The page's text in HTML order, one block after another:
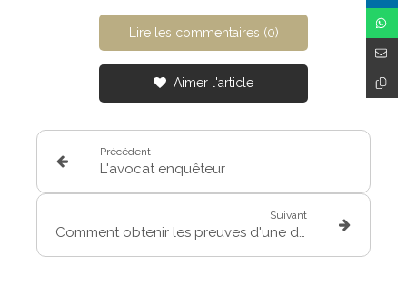
Lire les commentaires (0)
Aimer l'article
Précédent
L'avocat enquêteur
Suivant